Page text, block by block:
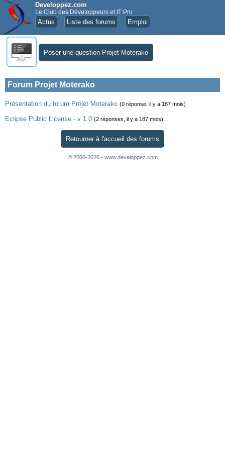
Developpez.com
Le Club des Développeurs et IT Pro
Actus Liste des forums Emploi
Poser une question Projet Moterako
Forum Projet Moterako
Présentation du forum Projet Moterako (0 réponse, il y a 187 mois)
Eclipse Public License - v 1.0 (2 réponses, il y a 187 mois)
Retourner à l'accueil des forums
© 2000-2026 - www.developpez.com